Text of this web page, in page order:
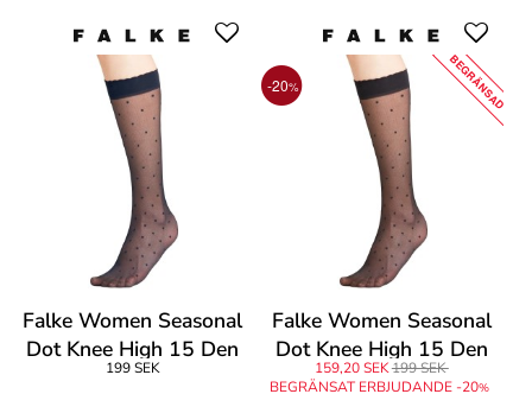
Falke Women Seasonal
Dot Knee High 15 Den
199 SEK
-20% BEGRÄNSAD
Falke Women Seasonal
Dot Knee High 15 Den
159,20 SEK199 SEK
BEGRÄNSAT ERBJUDANDE -20%